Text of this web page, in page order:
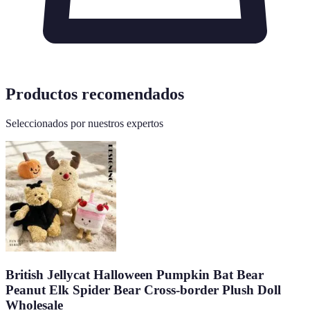
Productos recomendados
Seleccionados por nuestros expertos
British Jellycat Halloween Pumpkin Bat Bear
Peanut Elk Spider Bear Cross-border Plush Doll
Wholesale